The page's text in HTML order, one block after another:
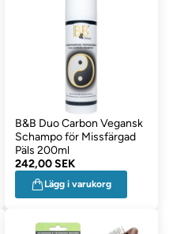
B&B Duo Carbon Vegansk
Schampo för Missfärgad
Päls 200ml
242,00 SEK
Lägg i varukorg